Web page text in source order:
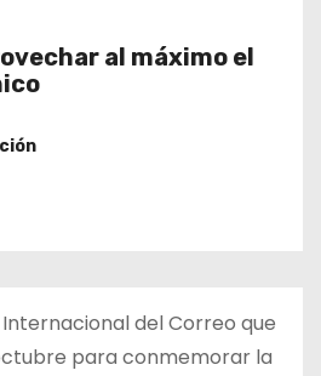
al máximo el
del Correo que
para conmemorar la